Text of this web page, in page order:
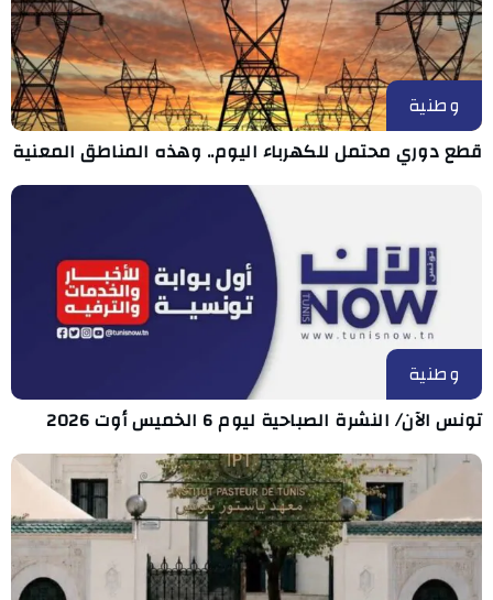
وطنية
قطع دوري محتمل للكهرباء اليوم.. وهذه المناطق المعنية
وطنية
تونس الآن/ النشرة الصباحية ليوم 6 الخميس أوت 2026